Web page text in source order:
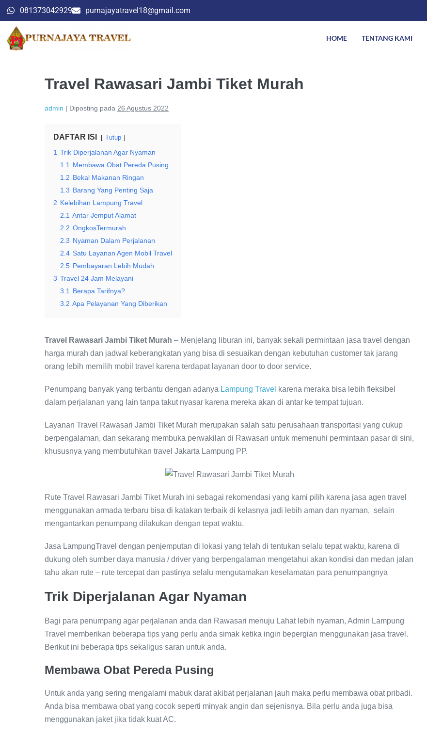
081373042929 purnajayatravel18@gmail.com
HOME TENTANG KAMI
Travel Rawasari Jambi Tiket Murah
admin | Diposting pada 26 Agustus 2022
DAFTAR ISI Tutup
1 Trik Diperjalanan Agar Nyaman
1.1
Membawa Obat Pereda Pusing
1.2 Bekal Makanan Ringan
1.3 Barang Yang Penting Saja
2 Kelebihan Lampung Travel
2.1 Antar Jemput Alamat
2.2 OngkosTermurah
2.3 Nyaman Dalam Perjalanan
2.4 Satu Layanan Agen Mobil Travel
2.5 Pembayaran Lebih Mudah
3 Travel 24 Jam Melayani
3.1
Berapa Tarifnya?
3.2 Apa Pelayanan Yang Diberikan
Travel Rawasari Jambi Tiket Murah – Menjelang liburan ini, banyak sekali permintaan jasa travel dengan
harga murah dan jadwal keberangkatan yang bisa di sesuaikan dengan kebutuhan customer tak jarang
orang lebih memilih mobil travel karena terdapat layanan door to door service.
Penumpang banyak yang terbantu dengan adanya Lampung Travel karena meraka bisa lebih fleksibel
dalam perjalanan yang lain tanpa takut nyasar karena mereka akan di antar ke tempat tujuan.
Layanan Travel Rawasari Jambi Tiket Murah merupakan salah satu perusahaan transportasi yang cukup
berpengalaman, dan sekarang membuka perwakilan di Rawasari untuk memenuhi permintaan pasar di sini,
khususnya yang membutuhkan travel Jakarta Lampung PP.
Rute Travel Rawasari Jambi Tiket Murah ini sebagai rekomendasi yang kami pilih karena jasa agen travel
menggunakan armada terbaru bisa di katakan terbaik di kelasnya jadi lebih aman dan nyaman, selain
mengantarkan penumpang dilakukan dengan tepat waktu.
Jasa LampungTravel dengan penjemputan di lokasi yang telah di tentukan selalu tepat waktu, karena di
dukung oleh sumber daya manusia / driver yang berpengalaman mengetahui akan kondisi dan medan jalan
tahu akan rute – rute tercepat dan pastinya selalu mengutamakan keselamatan para penumpangnya
Trik Diperjalanan Agar Nyaman
Bagi para penumpang agar perjalanan anda dari Rawasari menuju Lahat lebih nyaman, Admin Lampung
Travel memberikan beberapa tips yang perlu anda simak ketika ingin bepergian menggunakan jasa travel.
Berikut ini beberapa tips sekaligus saran untuk anda.
Membawa Obat Pereda Pusing
Untuk anda yang sering mengalami mabuk darat akibat perjalanan jauh maka perlu membawa obat pribadi.
Anda bisa membawa obat yang cocok seperti minyak angin dan sejenisnya. Bila perlu anda juga bisa
menggunakan jaket jika tidak kuat AC.